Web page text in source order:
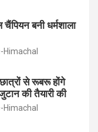
बनी धर्मशाला
से रूबरू होंगे
की तैयारी की